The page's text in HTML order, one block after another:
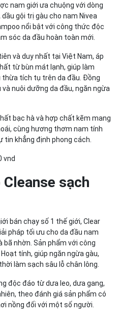
nam giới ưa chuộng với dòng
gội trị gàu cho nam Nivea
nổi bật với công thức độc
sóc da đầu hoàn toàn mới.
và duy nhất tại Việt Nam, áp
từ bùn mát lạnh, giúp làm
thừa tích tụ trên da đầu. Đồng
nuôi dưỡng da đầu, ngăn ngừa
bạc hà và hợp chất kẽm mang
cùng hương thơm nam tính
tin khẳng định phong cách.
vnd
sạch
bán chạy số 1 thế giới, Clear
pháp tối ưu cho da đầu nam
bã nhờn. Sản phẩm với công
tính, giúp ngăn ngừa gàu,
làm sạch sâu lỗ chân lông.
độc đáo từ dưa leo, dưa gang,
theo đánh giá sản phẩm có
nồng đối với một số người.